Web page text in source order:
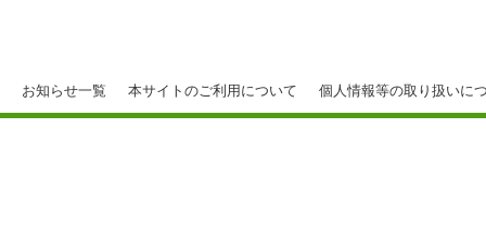
お知らせ一覧 本サイトのご利用について 個人情報等の取り扱いに